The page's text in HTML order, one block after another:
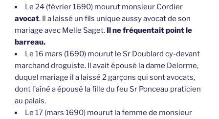
Le 24 (février 1690) mourut monsieur Cordier
avocat. Il a laissé un fils unique aussy avocat de son
mariage avec Melle Saget. Il ne fréquentait point le
barreau.
Le 16 mars (1690) mourut le Sr Doublard cy-devant
marchand droguiste. Il avait épousé la dame Delorme,
duquel mariage il a laissé 2 garçons qui sont avocats,
dont l’aîné a épousé la fille du feu Sr Ponceau praticien
au palais.
Le 17 (mars 1690) mourut la femme de monsieur